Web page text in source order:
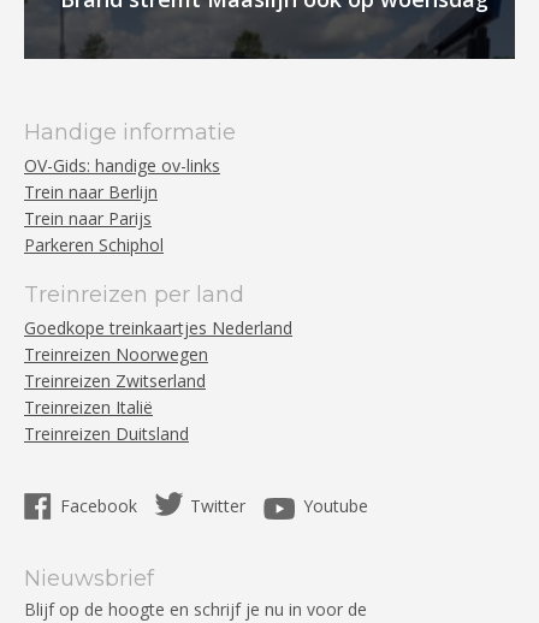
Handige informatie
OV-Gids: handige ov-links
Trein naar Berlijn
Trein naar Parijs
Parkeren Schiphol
Treinreizen per land
Goedkope treinkaartjes Nederland
Treinreizen Noorwegen
Treinreizen Zwitserland
Treinreizen Italië
Treinreizen Duitsland
Facebook Twitter Youtube
Nieuwsbrief
Blijf op de hoogte en schrijf je nu in voor de